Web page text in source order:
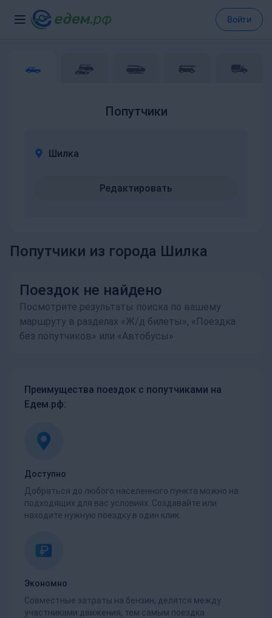
Войти
Попутчики
Шилка
Редактировать
Попутчики из города Шилка
Поездок не найдено
Посмотрите результаты поиска по вашему
маршруту в разделах «Ж/д билеты», «Поездка
без попутчиков» или «Автобусы»
Преимущества поездок с попутчиками на
Едем.рф:
Доступно
Добраться до любого населенного пункта можно на
подходящих для вас условиях. Создавайте или
находите нужную поездку в один клик.
Экономно
Совместные затраты на бензин, делятся между
участниками движения, тем самым поездка